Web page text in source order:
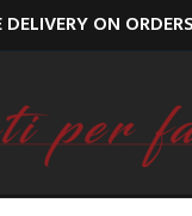
DELIVERY ON